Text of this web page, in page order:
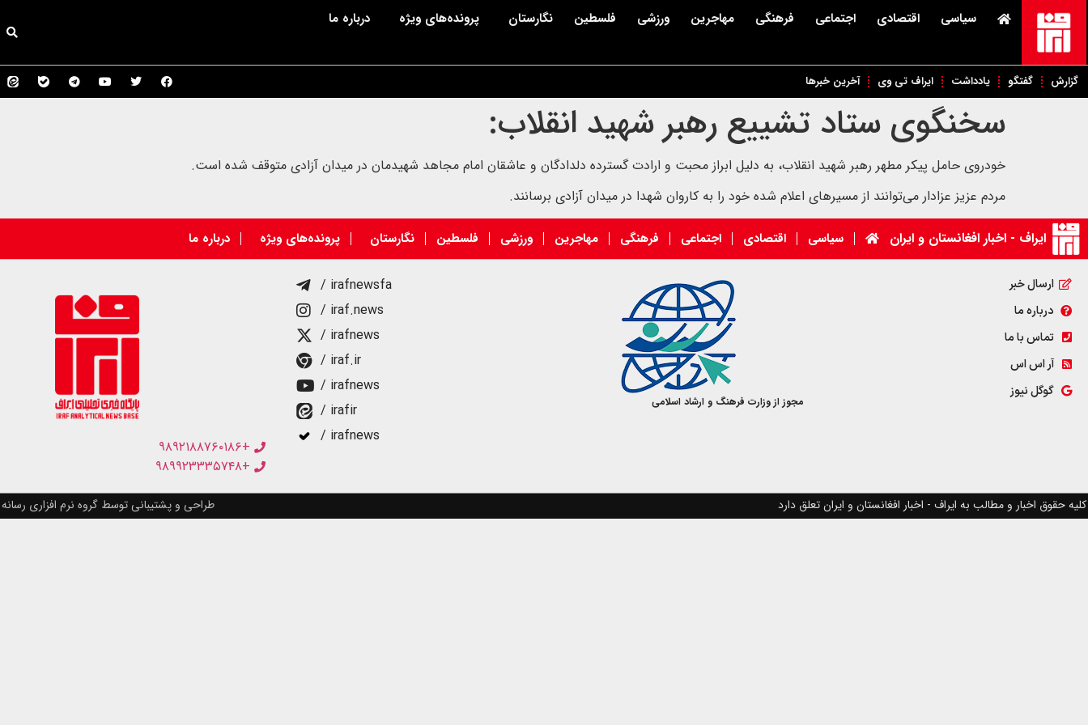
سیاسی اقتصادی اجتماعی فرهنگی مهاجرین ورزشی فلسطین نگارستان پرونده‌های ویژه درباره ما
گزارش گفتگو یادداشت ایراف تی وی آخرین خبرها
سخنگوی ستاد تشییع رهبر شهید انقلاب:
‏خودروی حامل پیکر مطهر رهبر شهید انقلاب، به دلیل ابراز محبت و ارادت گسترده دلدادگان و عاشقان امام‌ مجاهد شهیدمان در میدان آزادی متوقف شده است.
مردم عزیز عزادار می‌توانند از مسیرهای اعلام شده خود را به کاروان شهدا در میدان آزادی برسانند.
ایراف - اخبار افغانستان و ایران سیاسی اقتصادی اجتماعی فرهنگی مهاجرین ورزشی فلسطین نگارستان پرونده‌های ویژه درباره ما
ارسال خبر
درباره ما
تماس با ما
آر اس اس
گوگل نیوز
مجوز از وزارت فرهنگ و ارشاد اسلامی
/ irafnewsfa
/ iraf.news
/ irafnews
/ iraf.ir
/ irafnews
/ irafir
/ irafnews
+۹۸۹۲۱۸۸۷۶۰۱۸۶
+۹۸۹۹۲۳۳۳۵۷۴۸
کلیه حقوق اخبار و مطالب به ایراف - اخبار افغانستان و ایران تعلق دارد طراحی و پشتیبانی توسط گروه نرم افزاری رسانه